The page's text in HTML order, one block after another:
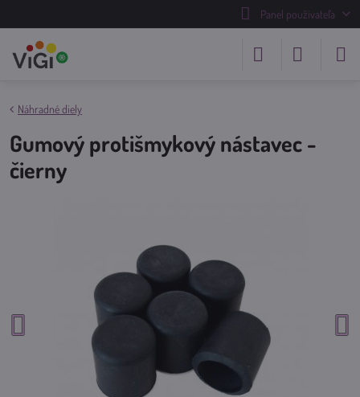
Panel používateľa
Náhradné diely
Gumový protišmykový nástavec -
čierny